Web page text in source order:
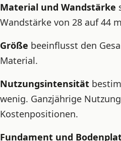
Material und Wandstärke
Wandstärke von 28 auf 44
Größe beeinflusst den
Material.
Nutzungsintensität
wenig. Ganzjährige
Kostenpositionen.
Fundament und